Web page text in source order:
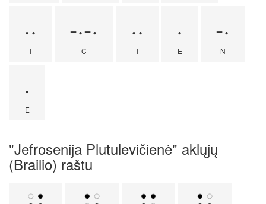
··
I
-·-·
C
··
I
·
E
-·
N
·
E
"Jefrosenija Plutulevičienė" aklųjų
(Brailio) raštu